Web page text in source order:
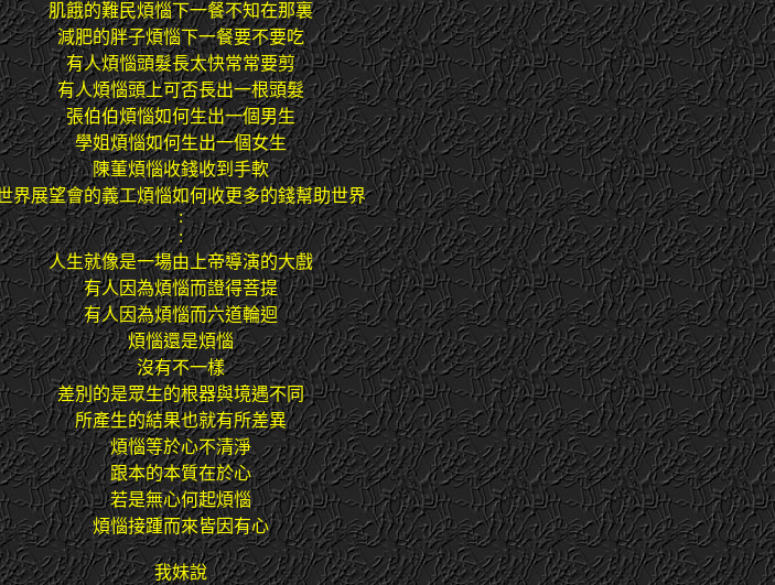
肌餓的難民煩惱下一餐不知在那裏
減肥的胖子煩惱下一餐要不要吃
有人煩惱頭髮長太快常常要剪
有人煩惱頭上可否長出一根頭髮
張伯伯煩惱如何生出一個男生
學姐煩惱如何生出一個女生
陳董煩惱收錢收到手軟
界展望會的義工煩惱如何收更多的錢幫助世界
:
:
人生就像是一場由上帝導演的大戲
有人因為煩惱而證得菩提
有人因為煩惱而六道輪迴
煩惱還是煩惱
沒有不一樣
差別的是眾生的根器與境遇不同
所產生的結果也就有所差異
煩惱等於心不清淨
跟本的本質在於心
若是無心何起煩惱
煩惱接踵而來皆因有心
我妹說